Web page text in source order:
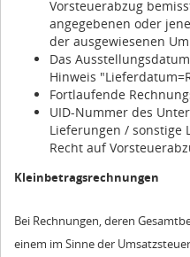
Vorsteuerabzug
angegebenen oder
der ausgewiesenen
Das
Hinweis
Fortlaufende
UID-Nummer des
Lieferungen / sonstige
Recht auf
Kleinbetragsrechnungen
Bei Rechnungen, deren
einem im Sinne der